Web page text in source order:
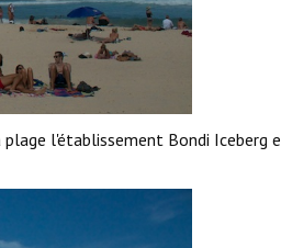
l'établissement Bondi Iceberg